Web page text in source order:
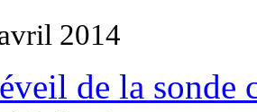
2014
de la sonde